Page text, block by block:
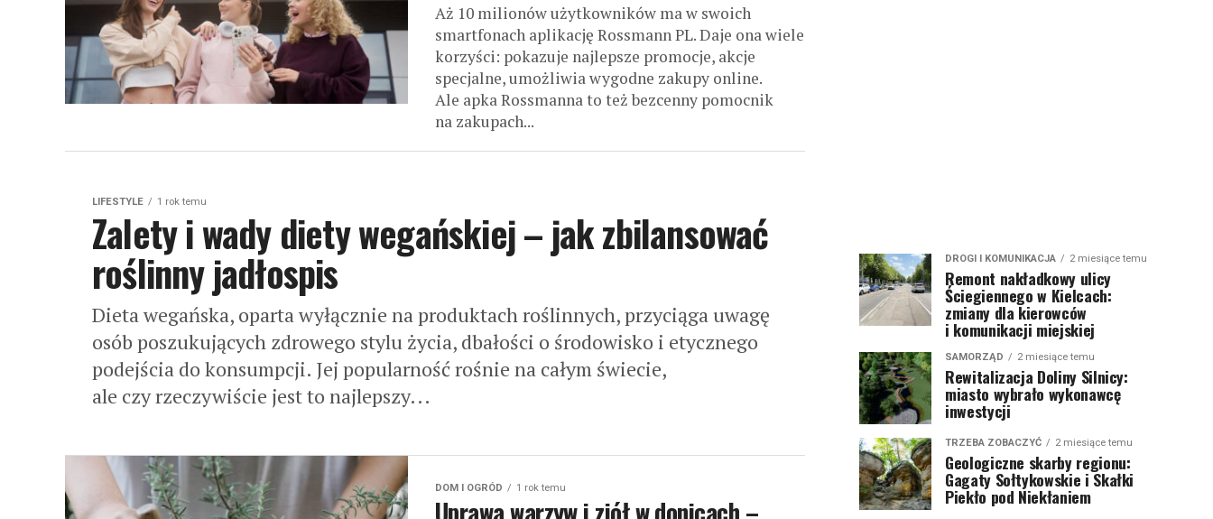
Aż 10 milionów użytkowników ma w swoich
smartfonach aplikację Rossmann PL. Daje ona wiele
korzyści: pokazuje najlepsze promocje, akcje
specjalne, umożliwia wygodne zakupy online.
Ale apka Rossmanna to też bezcenny pomocnik
na zakupach...
LIFESTYLE 1 rok temu
Zalety i wady diety wegańskiej – jak zbilansować
roślinny jadłospis
Dieta wegańska, oparta wyłącznie na produktach roślinnych, przyciąga uwagę
osób poszukujących zdrowego stylu życia, dbałości o środowisko i etycznego
podejścia do konsumpcji. Jej popularność rośnie na całym świecie,
ale czy rzeczywiście jest to najlepszy...
DOM I OGRÓD 1 rok temu
DROGI I KOMUNIKACJA 2 miesiące temu
Remont nakładkowy ulicy
Ściegiennego w Kielcach:
zmiany dla kierowców
i komunikacji miejskiej
SAMORZĄD 2 miesiące temu
Rewitalizacja Doliny Silnicy:
miasto wybrało wykonawcę
inwestycji
TRZEBA ZOBACZYĆ 2 miesiące temu
Geologiczne skarby regionu:
Gagaty Sołtykowskie i Skałki
Piekło pod Niekłaniem